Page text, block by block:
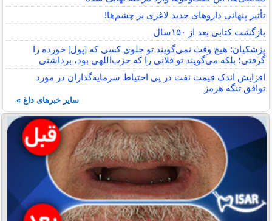
تأثیر پنهانی داروهای جدید لاغری بر چشم‌ها!
بازگشت کتابی بعد از ۱۵۰سال
پزشکیان: هیچ وقت نمی‌گویند تو جلوی کسی که [پول] خورده را
گرفتی؛ بلکه می‌گویند تو فلانی را که حزب‌اللهی بود، برداشتی
افزایش اندک قیمت نفت در پی احتیاط سرمایه‌گذاران در مورد
توافق تنگه هرمز
سایر خبرهای داغ »